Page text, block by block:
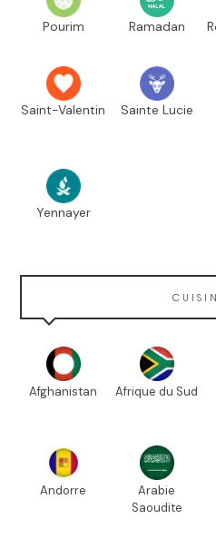
Pourim Ramadan
Saint-Valentin Sainte Lucie
Yennayer
Afghanistan Afrique du Sud
Andorre
Arabie
Saoudite